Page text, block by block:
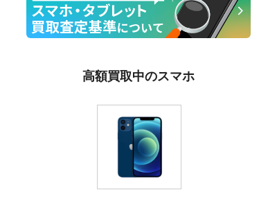
高額買取中のスマホ